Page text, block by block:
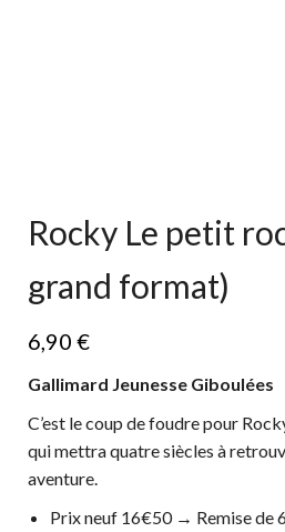
Rocky Le petit
grand format)
6,90 €
Gallimard Jeunesse Giboulées
C’est le coup de foudre pour
qui mettra quatre siècles à
aventure.
Prix neuf 16€50 → Remise de